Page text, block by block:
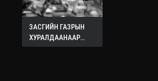
ЗАСГИЙН ГАЗРЫН
ХУРАЛДААНААР
ХЭЛЭЛЦЭЖ БУЙ